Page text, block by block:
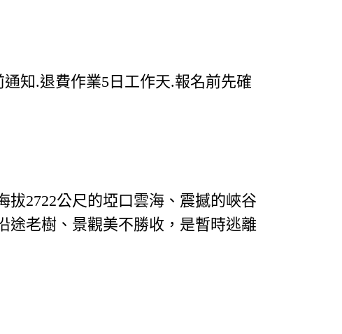
知.退費作業5日工作天.報名前先確
2722公尺的埡口雲海、震撼的峽谷
途老樹、景觀美不勝收，是暫時逃離